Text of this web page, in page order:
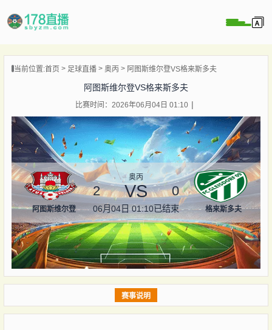
当前位置:首页 足球直播 奥丙 阿图斯维尔登VS格来斯多夫
阿图斯维尔登VS格来斯多夫
比赛时间：2026年06月04日 01:10
阿图斯维尔登
奥丙
2 VS 0
06月04日 01:10已结束 格来斯多夫
赛事说明